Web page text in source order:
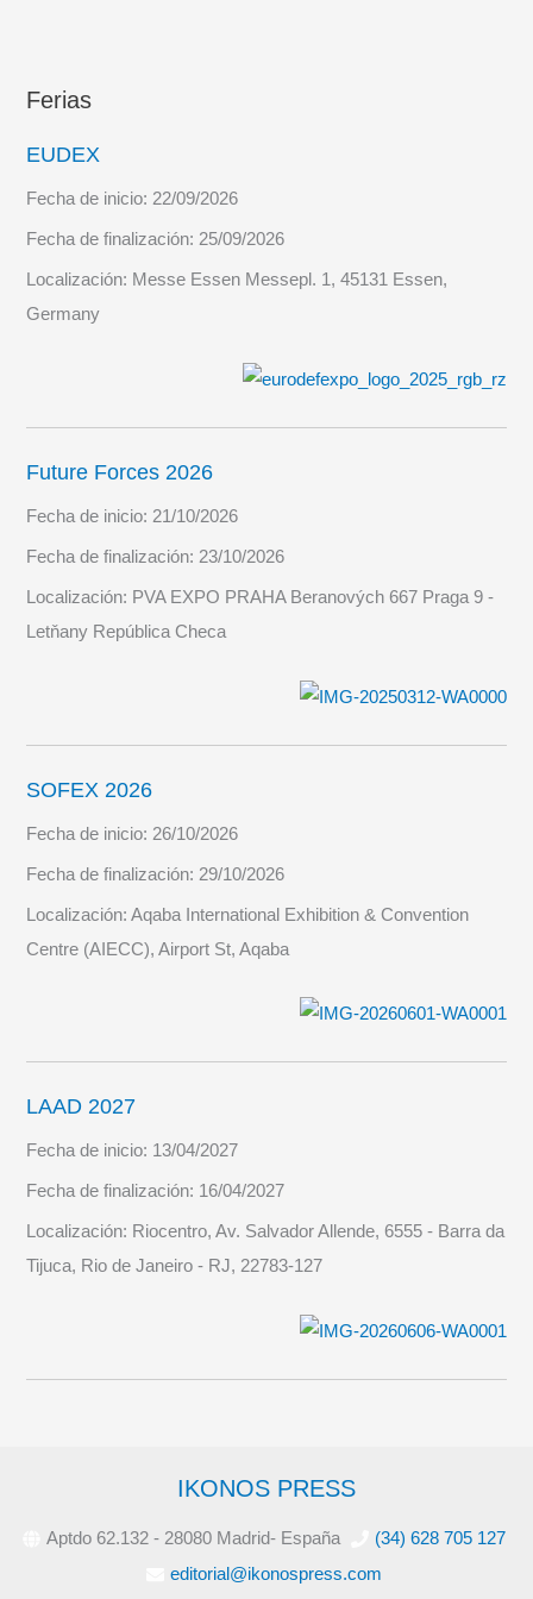
Ferias
EUDEX
Fecha de inicio:22/09/2026
Fecha de finalización:25/09/2026
Localización: Messe Essen Messepl. 1, 45131 Essen,
Germany
Future Forces 2026
Fecha de inicio: 21/10/2026
Fecha de finalización: 23/10/2026
Localización: PVA EXPO PRAHA Beranových 667 Praga 9 -
Letňany República Checa
SOFEX 2026
Fecha de inicio: 26/10/2026
Fecha de finalización: 29/10/2026
Localización:Aqaba International Exhibition & Convention
Centre (AIECC), Airport St, Aqaba
LAAD 2027
Fecha de inicio: 13/04/2027
Fecha de finalización: 16/04/2027
Localización: Riocentro, Av. Salvador Allende, 6555 - Barra da
Tijuca, Rio de Janeiro - RJ, 22783-127
IKONOS PRESS
Aptdo 62.132 - 28080 Madrid- España
(34) 628 705 127
editorial@ikonospress.com